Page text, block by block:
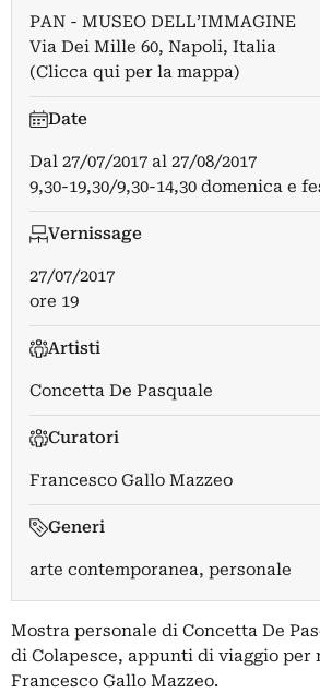
PAN - MUSEO DELL’IMMAGINE
Via Dei Mille 60, Napoli, Italia
(Clicca qui per la mappa)
Date
Dal 27/07/2017 al 27/08/2017
9,30-19,30/9,30-14,30 domenica e
Vernissage
27/07/2017
ore 19
Artisti
Concetta De Pasquale
Curatori
Francesco Gallo Mazzeo
Generi
arte contemporanea, personale
Mostra personale di Concetta De
di Colapesce, appunti di viaggio per
Francesco Gallo Mazzeo.